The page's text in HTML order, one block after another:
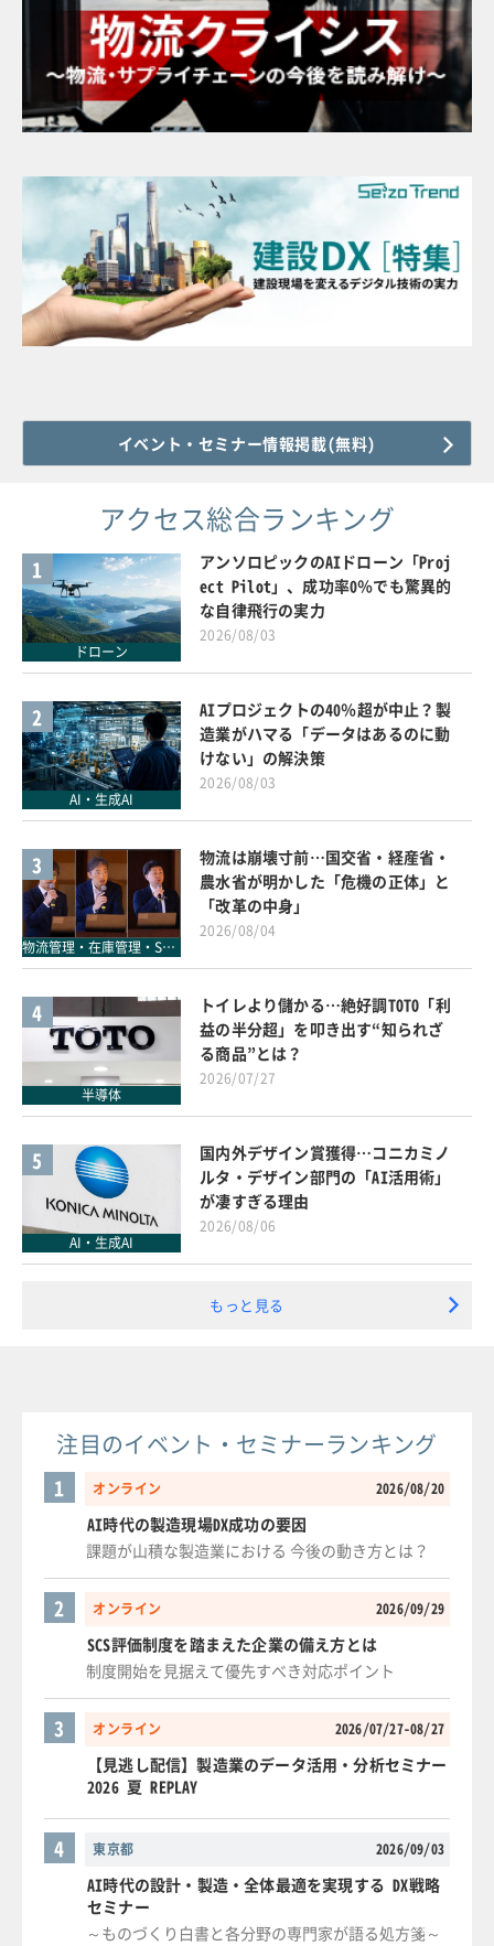
イベント・セミナー情報掲載(無料)
アクセス総合ランキング
1
ドローン
アンソロピックのAIドローン「Proj
ect Pilot」、成功率0％でも驚異的
な自律飛行の実力
2026/08/03
2
AI・生成AI
AIプロジェクトの40％超が中止？製
造業がハマる「データはあるのに動
けない」の解決策
2026/08/03
3
物流管理・在庫管理・SCM
物流は崩壊寸前…国交省・経産省・
農水省が明かした「危機の正体」と
「改革の中身」
2026/08/04
4
半導体
トイレより儲かる…絶好調TOTO「利
益の半分超」を叩き出す“知られざ
る商品”とは？
2026/07/27
5
AI・生成AI
国内外デザイン賞獲得…コニカミノ
ルタ・デザイン部門の「AI活用術」
が凄すぎる理由
2026/08/06
もっと見る
注目のイベント・セミナーランキング
オンライン 2026/08/20
1
AI時代の製造現場DX成功の要因
課題が山積な製造業における 今後の動き方とは？
オンライン 2026/09/29
2
SCS評価制度を踏まえた企業の備え方とは
制度開始を見据えて優先すべき対応ポイント
オンライン 2026/07/27-08/27
3
【見逃し配信】製造業のデータ活用・分析セミナー
2026 夏 REPLAY
東京都 2026/09/03
4
AI時代の設計・製造・全体最適を実現する DX戦略
セミナー
～ものづくり白書と各分野の専門家が語る処方箋～